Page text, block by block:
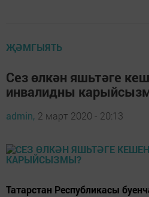
ҖӘМГЫЯТЬ
Сез өлкән яшьтәге
инвалидны
admin, 2 март 2020 - 20:13
Татарстан Республикасы